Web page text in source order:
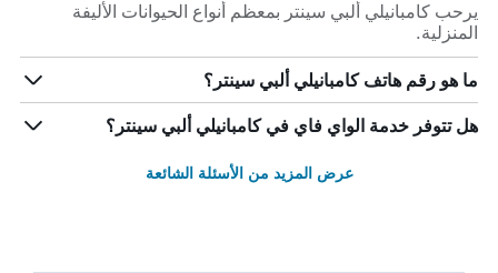
يرحب كامبانيلي ألبي سينتر بمعظم أنواع الحيوانات الأليفة
المنزلية.
ما هو رقم هاتف كامبانيلي ألبي سينتر؟
هل تتوفر خدمة الواي فاي في كامبانيلي ألبي سينتر؟
عرض المزيد من الأسئلة الشائعة